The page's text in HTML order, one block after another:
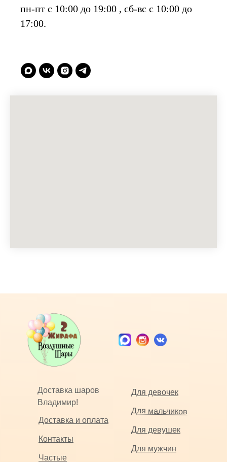
пн-пт с 10:00 до 19:00 , сб-вс с 10:00 до
17:00.
Доставка шаров
Владимир!
Для девочек
Для мальчиков
Для девушек
Для мужчин
Доставка и оплата
Контакты
Частые